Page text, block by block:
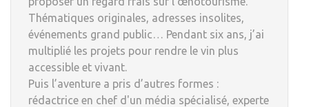
Thématiques originales, adresses insolites,
événements grand public… Pendant six ans, j’ai
multiplié les projets pour rendre le vin plus
accessible et vivant.
Puis l’aventure a pris d’autres formes :
rédactrice en chef d'un média spécialisé, experte